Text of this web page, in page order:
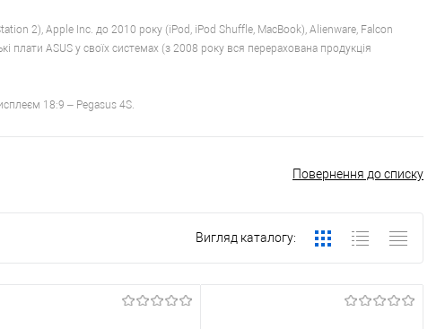
2), Apple Inc. до 2010 року (iPod, iPod Shuffle, MacBook), Alienware, Falcon
плати ASUS у своїх системах (з 2008 року вся перерахована продукція
18:9 – Pegasus 4S.
Повернення до списку
Вигляд каталогу: